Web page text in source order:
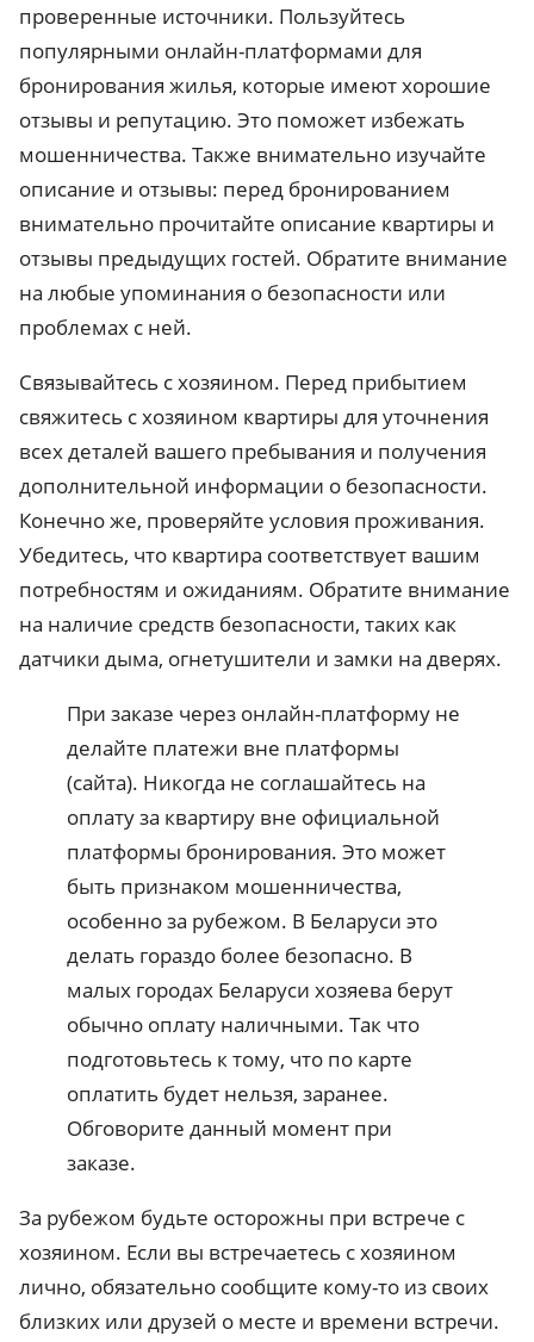
проверенные источники. Пользуйтесь
популярными онлайн-платформами для
бронирования жилья, которые имеют хорошие
отзывы и репутацию. Это поможет избежать
мошенничества. Также внимательно изучайте
описание и отзывы: перед бронированием
внимательно прочитайте описание квартиры и
отзывы предыдущих гостей. Обратите внимание
на любые упоминания о безопасности или
проблемах с ней.
Связывайтесь с хозяином. Перед прибытием
свяжитесь с хозяином квартиры для уточнения
всех деталей вашего пребывания и получения
дополнительной информации о безопасности.
Конечно же, проверяйте условия проживания.
Убедитесь, что квартира соответствует вашим
потребностям и ожиданиям. Обратите внимание
на наличие средств безопасности, таких как
датчики дыма, огнетушители и замки на дверях.
При заказе через онлайн-платформу не
делайте платежи вне платформы
(сайта). Никогда не соглашайтесь на
оплату за квартиру вне официальной
платформы бронирования. Это может
быть признаком мошенничества,
особенно за рубежом. В Беларуси это
делать гораздо более безопасно. В
малых городах Беларуси хозяева берут
обычно оплату наличными. Так что
подготовьтесь к тому, что по карте
оплатить будет нельзя, заранее.
Обговорите данный момент при
заказе.
За рубежом будьте осторожны при встрече с
хозяином. Если вы встречаетесь с хозяином
лично, обязательно сообщите кому-то из своих
близких или друзей о месте и времени встречи.